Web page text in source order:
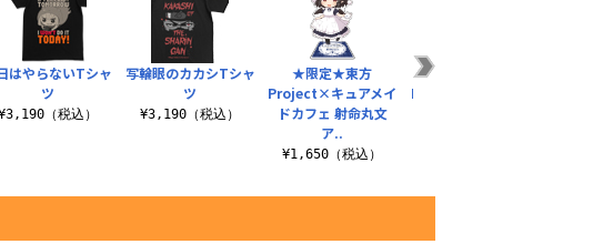
はやらないTシャ
ツ
（税込）
写輪眼のカカシTシャ
ツ
¥3,190（税込）
★限定★東方
Project×キュアメイ
ドカフェ 射命丸文
ア..
¥1,650（税込）
★限定★東方
Project×キュアメイ